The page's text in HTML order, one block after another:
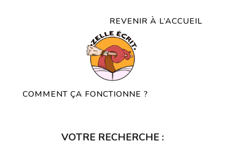
REVENIR À L’ACCUEIL
COMMENT ÇA FONCTIONNE ?
VOTRE RECHERCHE :